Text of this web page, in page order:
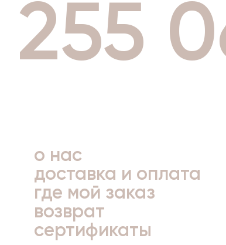
255
о нас
доставка и оплата
где мой заказ
возврат
сертификаты